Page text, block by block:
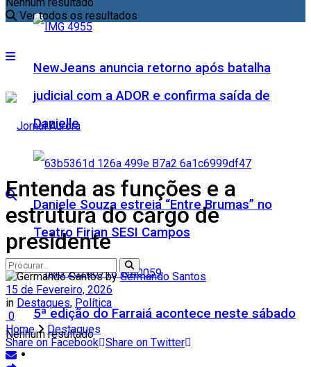
NewJeans anuncia retorno após batalha
judicial com a ADOR e confirma saída de
Danielle
Daniele Souza estreia “Entre Brumas” no
Teatro Firjan SESI Campos
5ª edição do Farraiá acontece neste sábado
Ver todos os resultados
Nenhum resultado
Entenda as funções e a
estrutura do cargo de
presidente
by Germando Santos
15 de Fevereiro, 2026
in Destaques, Política
0
Home
Destaques
Share on Facebook Share on Twitter